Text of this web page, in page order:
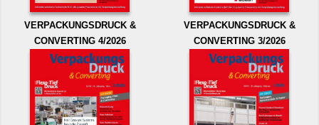
VERPACKUNGSDRUCK &
CONVERTING 4/2026
VERPACKUNGSDRUCK &
CONVERTING 3/2026